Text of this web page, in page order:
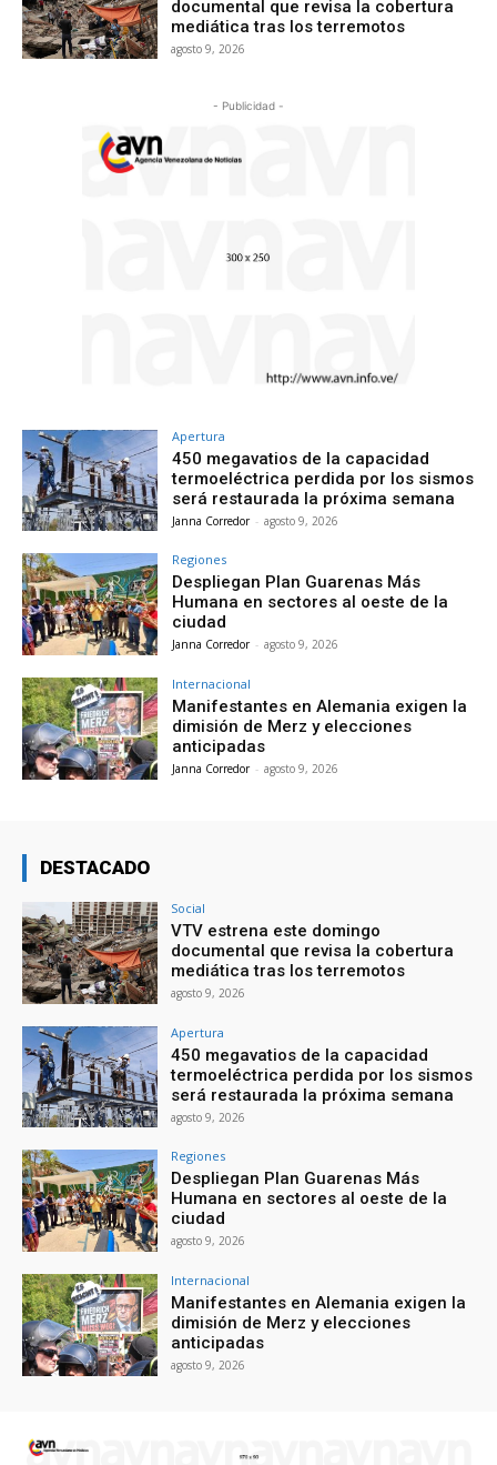
documental que revisa la cobertura
mediática tras los terremotos
agosto 9, 2026
- Publicidad -
Apertura
450 megavatios de la capacidad
termoeléctrica perdida por los sismos
será restaurada la próxima semana
Janna Corredor - agosto 9, 2026
Regiones
Despliegan Plan Guarenas Más
Humana en sectores al oeste de la
ciudad
Janna Corredor - agosto 9, 2026
Internacional
Manifestantes en Alemania exigen la
dimisión de Merz y elecciones
anticipadas
Janna Corredor - agosto 9, 2026
DESTACADO
Social
VTV estrena este domingo
documental que revisa la cobertura
mediática tras los terremotos
agosto 9, 2026
Apertura
450 megavatios de la capacidad
termoeléctrica perdida por los sismos
será restaurada la próxima semana
agosto 9, 2026
Regiones
Despliegan Plan Guarenas Más
Humana en sectores al oeste de la
ciudad
agosto 9, 2026
Internacional
Manifestantes en Alemania exigen la
dimisión de Merz y elecciones
anticipadas
agosto 9, 2026